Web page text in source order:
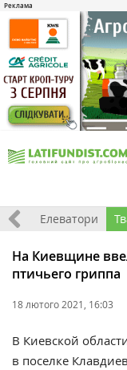
Елеватори
На Киевщине
птичьего гриппа
18 лютого 2021, 16:03
В Киевской
в поселке